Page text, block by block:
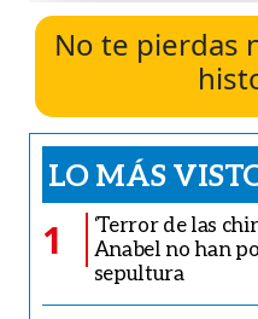
No te pierdas
LO MÁS
1
‘Terror de las
Anabel no han
sepultura